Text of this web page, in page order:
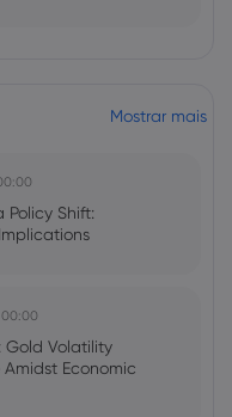
Mostrar mais
Policy Shift:
Gold Volatility
Economic